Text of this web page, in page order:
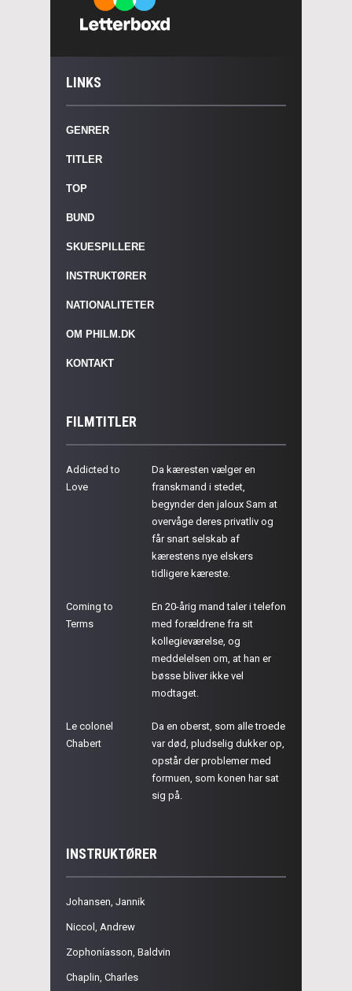
LINKS
GENRER
TITLER
TOP
BUND
SKUESPILLERE
INSTRUKTØRER
NATIONALITETER
OM PHILM.DK
KONTAKT
FILMTITLER
Addicted to
Love
Da kæresten vælger en
franskmand i stedet,
begynder den jaloux Sam at
overvåge deres privatliv og
får snart selskab af
kærestens nye elskers
tidligere kæreste.
Coming to
Terms
En 20-årig mand taler i telefon
med forældrene fra sit
kollegieværelse, og
meddelelsen om, at han er
bøsse bliver ikke vel
modtaget.
Le colonel
Chabert
Da en oberst, som alle troede
var død, pludselig dukker op,
opstår der problemer med
formuen, som konen har sat
sig på.
INSTRUKTØRER
Johansen, Jannik
Niccol, Andrew
Zophoníasson, Baldvin
Chaplin, Charles